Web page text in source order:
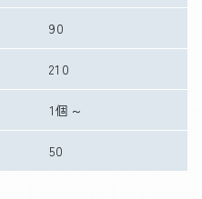
90
210
1個～
50